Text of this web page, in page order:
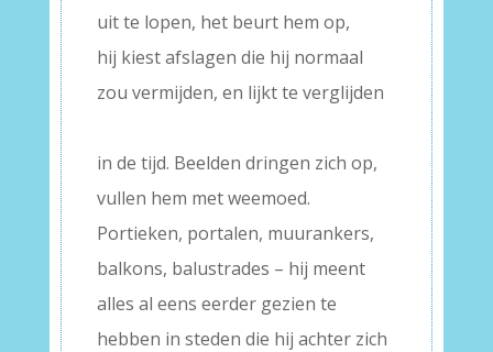
uit te lopen, het beurt hem op,
hij kiest afslagen die hij normaal
zou vermijden, en lijkt te verglijden
in de tijd. Beelden dringen zich op,
vullen hem met weemoed.
Portieken, portalen, muurankers,
balkons, balustrades – hij meent
alles al eens eerder gezien te
hebben in steden die hij achter zich